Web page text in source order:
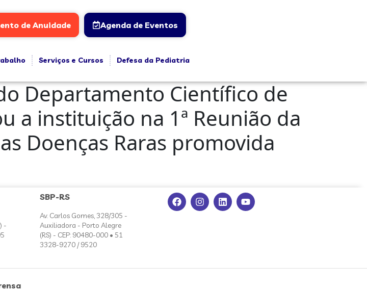
de Anuidade Agenda de Eventos
Serviços e Cursos
Defesa da Pediatria
Departamento Científico de
a instituição na 1ª Reunião da
Doenças Raras promovida
-
SBP-RS
Av. Carlos Gomes, 328/305 -
Auxiliadora - Porto Alegre
(RS) - CEP: 90480-000 • 51
3328-9270 / 9520